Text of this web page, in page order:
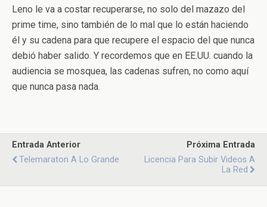
Leno le va a costar recuperarse, no solo del mazazo del
prime time, sino también de lo mal que lo están haciendo
él y su cadena para que recupere el espacio del que nunca
debió haber salido. Y recordemos que en EE.UU. cuando la
audiencia se mosquea, las cadenas sufren, no como aquí
que nunca pasa nada.
Entrada Anterior
Telemaraton A Lo Grande
Próxima Entrada
Licencia Para Subir Videos A
La Red